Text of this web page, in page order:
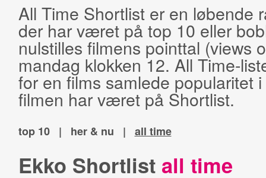
All Time Shortlist er en løbende
der har været på top 10 eller
nulstilles filmens pointtal (views
mandag klokken 12. All Time-
for en films samlede popularitet
filmen har været på Shortlist.
top 10 | her & nu | all time
Ekko Shortlist all time